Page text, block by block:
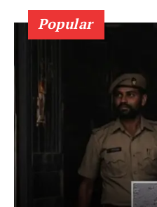
Popular